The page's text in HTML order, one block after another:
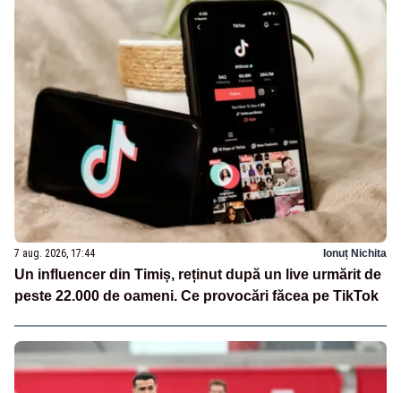
7 aug. 2026, 17:44 Ionuț Nichita
Un influencer din Timiș, reținut după un live urmărit de
peste 22.000 de oameni. Ce provocări făcea pe TikTok